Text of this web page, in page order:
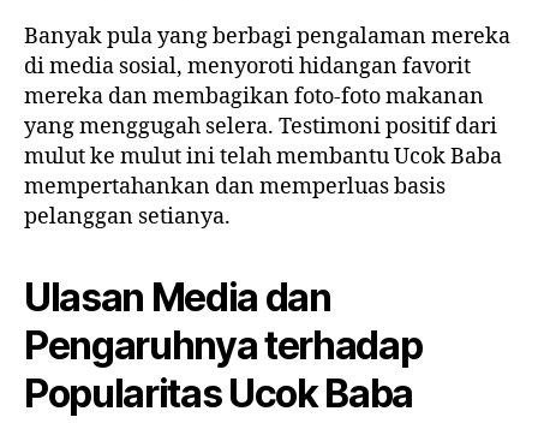
Banyak pula yang berbagi pengalaman mereka
di media sosial, menyoroti hidangan favorit
mereka dan membagikan foto-foto makanan
yang menggugah selera. Testimoni positif dari
mulut ke mulut ini telah membantu Ucok Baba
mempertahankan dan memperluas basis
pelanggan setianya.
Ulasan Media dan
Pengaruhnya terhadap
Popularitas Ucok Baba